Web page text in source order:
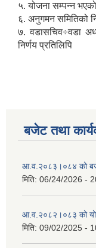
५. योजना सम्पन्न
६. अनुगमन समितिको
७. वडासचिव÷वडा
निर्णय प्रतिलिपि
बजेट तथा
आ.व.२०८३।०८४ को
मिति: 06/24/2026 -
आ.व.२०८२।०८३ को
मिति: 09/02/2025 -